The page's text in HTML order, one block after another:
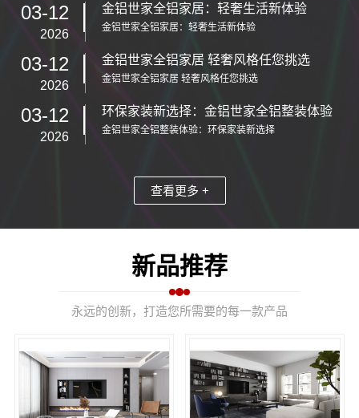
03-12
2026
金铝世家全铝家居：轻奢生活新体验
金铝世家全铝家居：轻奢生活新体验
03-12
2026
金铝世家全铝家居 轻奢风格任您挑选
金铝世家全铝家居 轻奢风格任您挑选
03-12
2026
环保家装新选择：金铝世家全铝整装体验
金铝世家全铝整装体验：环保家装新选择
查看更多 +
新品推荐
永远的创新，打造您所需要的每一款产品